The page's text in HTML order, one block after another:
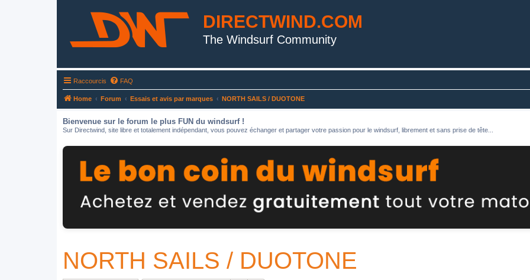
DIRECTWIND.COM
The Windsurf Community
Raccourcis FAQ
Home Forum Essais et avis par marques NORTH SAILS / DUOTONE
Bienvenue sur le forum le plus FUN du windsurf !
Sur Directwind, site libre et totalement indépendant, vous pouvez échanger et partager votre passion pour le windsurf, librement et sans prise de tête...
NORTH SAILS / DUOTONE